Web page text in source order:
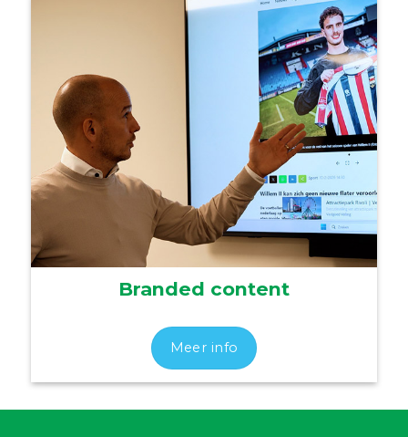
Branded content
Meer info